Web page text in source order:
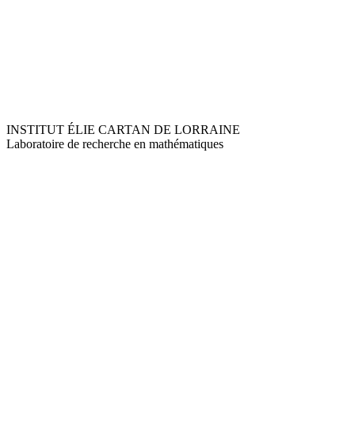
INSTITUT ÉLIE CARTAN DE LORRAINE
Laboratoire de recherche en mathématiques